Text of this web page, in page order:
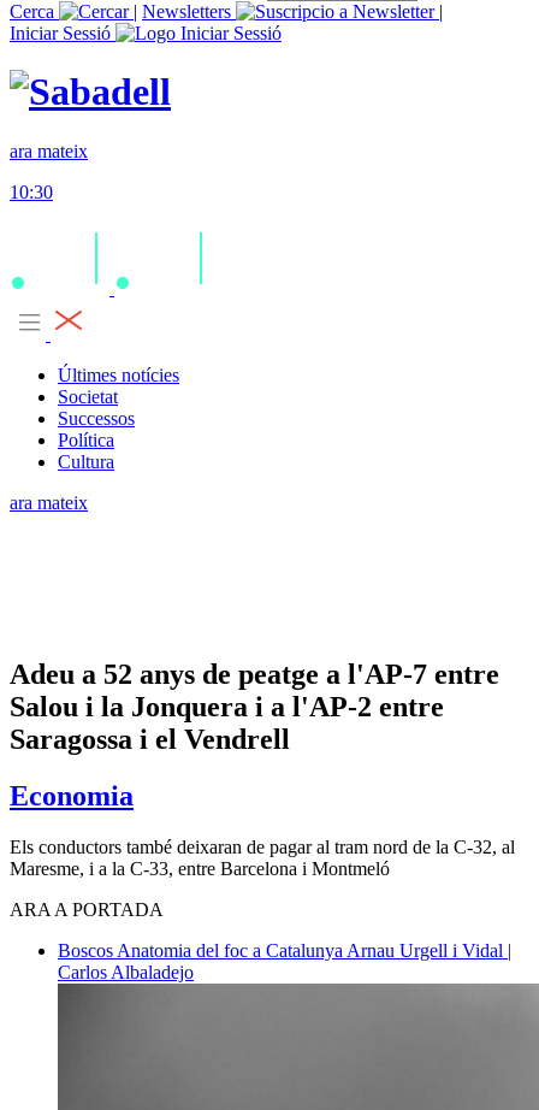
Cerca
| Newsletters
|
Iniciar Sessió
ara mateix
10:30
Últimes notícies
Societat
Successos
Política
Cultura
ara mateix
Adeu a 52 anys de peatge a l'AP-7 entre
Salou i la Jonquera i a l'AP-2 entre
Saragossa i el Vendrell
Economia
Els conductors també deixaran de pagar al tram nord de la C-32, al
Maresme, i a la C-33, entre Barcelona i Montmeló
ARA A PORTADA
Boscos Anatomia del foc a Catalunya Arnau Urgell i Vidal |
Carlos Albaladejo